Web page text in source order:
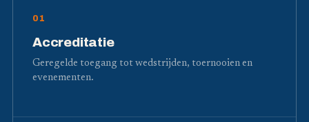
01
Accreditatie
Geregelde toegang tot wedstrijden, toernooien en
evenementen.